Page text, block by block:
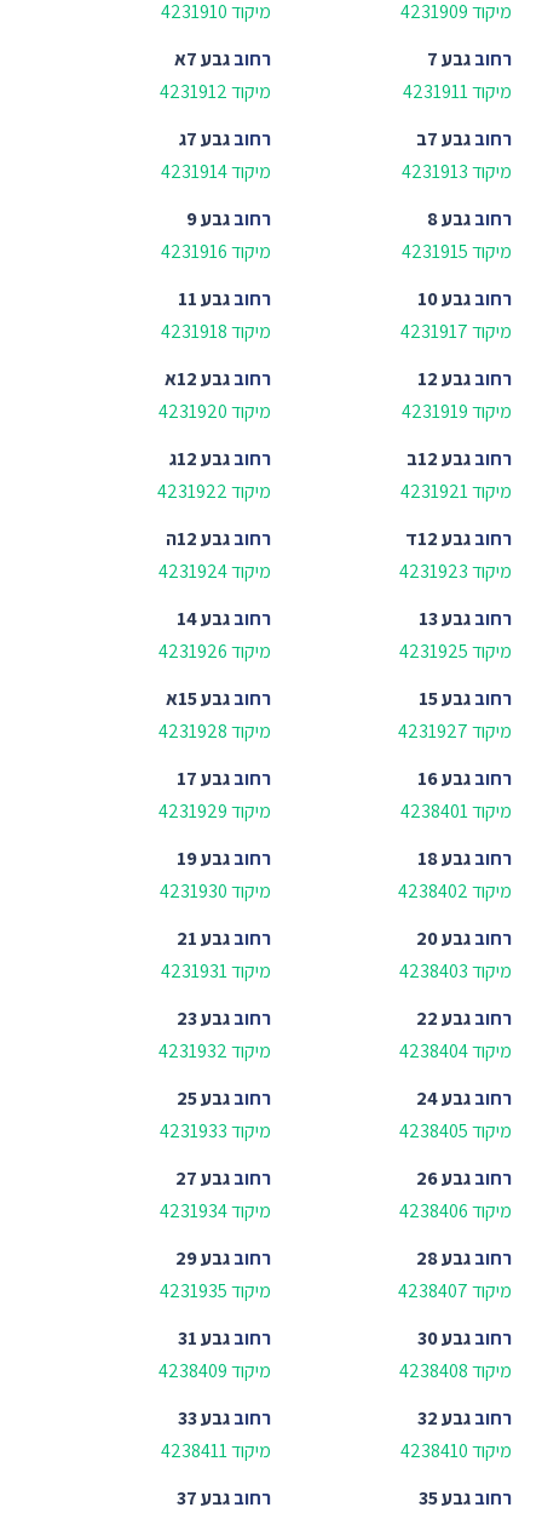
מיקוד 4231909
מיקוד 4231910
רחובגבע 7
מיקוד 4231911
רחובגבע 7א
מיקוד 4231912
רחובגבע 7ב
מיקוד 4231913
רחובגבע 7ג
מיקוד 4231914
רחובגבע 8
מיקוד 4231915
רחובגבע 9
מיקוד 4231916
רחובגבע 10
מיקוד 4231917
רחובגבע 11
מיקוד 4231918
רחובגבע 12
מיקוד 4231919
רחובגבע 12א
מיקוד 4231920
רחובגבע 12ב
מיקוד 4231921
רחובגבע 12ג
מיקוד 4231922
רחובגבע 12ד
מיקוד 4231923
רחובגבע 12ה
מיקוד 4231924
רחובגבע 13
מיקוד 4231925
רחובגבע 14
מיקוד 4231926
רחובגבע 15
מיקוד 4231927
רחובגבע 15א
מיקוד 4231928
רחובגבע 16
מיקוד 4238401
רחובגבע 17
מיקוד 4231929
רחובגבע 18
מיקוד 4238402
רחובגבע 19
מיקוד 4231930
רחובגבע 20
מיקוד 4238403
רחובגבע 21
מיקוד 4231931
רחובגבע 22
מיקוד 4238404
רחובגבע 23
מיקוד 4231932
רחובגבע 24
מיקוד 4238405
רחובגבע 25
מיקוד 4231933
רחובגבע 26
מיקוד 4238406
רחובגבע 27
מיקוד 4231934
רחובגבע 28
מיקוד 4238407
רחובגבע 29
מיקוד 4231935
רחובגבע 30
מיקוד 4238408
רחובגבע 31
מיקוד 4238409
רחובגבע 32
מיקוד 4238410
רחובגבע 33
מיקוד 4238411
רחובגבע 35
רחובגבע 37